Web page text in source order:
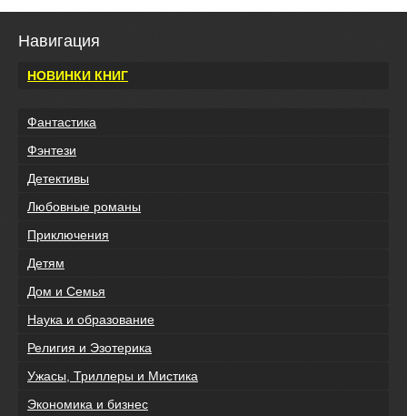
Навигация
НОВИНКИ КНИГ
Фантастика
Фэнтези
Детективы
Любовные романы
Приключения
Детям
Дом и Семья
Наука и образование
Религия и Эзотерика
Ужасы, Триллеры и Мистика
Экономика и бизнес